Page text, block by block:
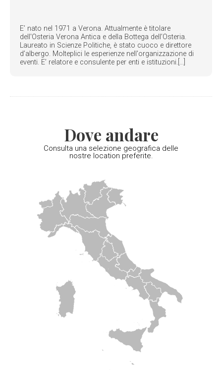
E’ nato nel 1971 a Verona. Attualmente è titolare
dell'Osteria Verona Antica e della Bottega dell’Osteria.
Laureato in Scienze Politiche, è stato cuoco e direttore
d’albergo. Molteplici le esperienze nell'organizzazione di
eventi. E’ relatore e consulente per enti e istituzioni.[...]
Dove andare
Consulta una selezione geografica delle
nostre location preferite.